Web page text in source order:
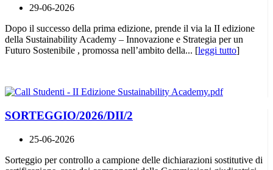
29-06-2026
Dopo il successo della prima edizione, prende il via la II edizione
della Sustainability Academy – Innovazione e Strategia per un
Futuro Sostenibile , promossa nell’ambito della... [leggi tutto]
SORTEGGIO/2026/DII/2
25-06-2026
Sorteggio per controllo a campione delle dichiarazioni sostitutive di